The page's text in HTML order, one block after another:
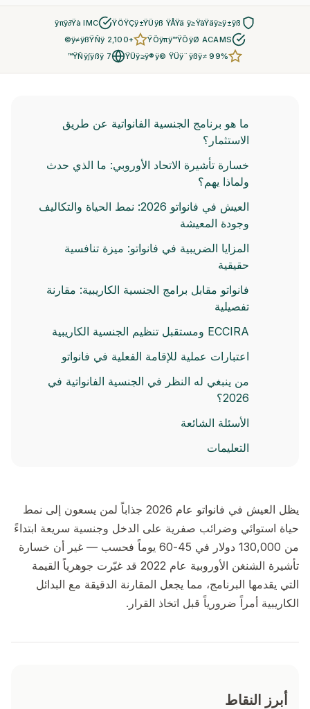
ŸÖŸÇÿ±ŸÜÿß ŸÅŸä ÿ≥ŸàŸäÿ≥ÿ±ÿß
ÿπÿ∂Ÿà IMC
ŸÖÿπÿ™ŸÖÿØ ACAMS
+2,100 ÿ≠ÿßŸÑÿ©
ŸÜÿ≥ÿ®ÿ© ŸÜÿ¨ÿßÿ≠ 99%
7 ŸÑÿ∫ÿßÿ™
ما هو برنامج الجنسية الفانواتية عن طريق
الاستثمار؟
خسارة تأشيرة الاتحاد الأوروبي: ما الذي حدث
ولماذا يهم؟
العيش في فانواتو 2026: نمط الحياة والتكاليف
وجودة المعيشة
المزايا الضريبية في فانواتو: ميزة تنافسية
حقيقية
فانواتو مقابل برامج الجنسية الكاريبية: مقارنة
تفصيلية
ECCIRA ومستقبل تنظيم الجنسية الكاريبية
اعتبارات عملية للإقامة الفعلية في فانواتو
من ينبغي له النظر في الجنسية الفانواتية في
2026؟
الأسئلة الشائعة
التعليمات
يظل العيش في فانواتو عام 2026 جذاباً لمن يسعون إلى نمط
حياة استوائي وضرائب صفرية على الدخل وجنسية سريعة ابتداءً
من 130,000 دولار في 45-60 يوماً فحسب — غير أن خسارة
تأشيرة الشنغن الأوروبية عام 2022 قد غيّرت جوهرياً القيمة
التي يقدمها البرنامج، مما يجعل المقارنة الدقيقة مع البدائل
الكاريبية أمراً ضرورياً قبل اتخاذ القرار.
أبرز النقاط